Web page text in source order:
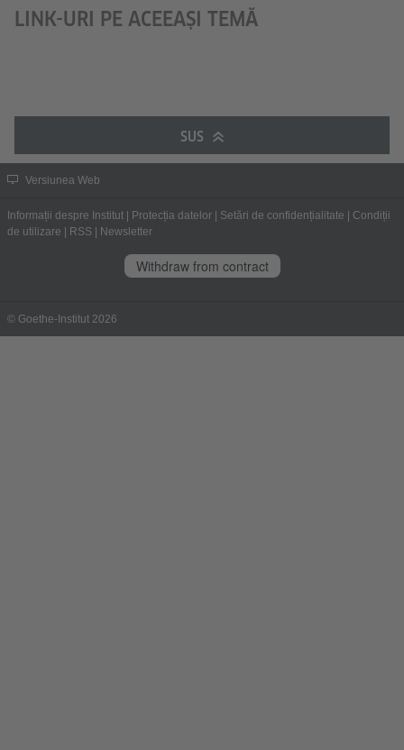
LINK-URI PE ACEEAȘI TEMĂ
SUS
Versiunea Web
Informații despre Institut Protecția datelor Setări de confidențialitate
Condiții
de utilizare
RSS Newsletter
Withdraw from contract
© Goethe-Institut 2026